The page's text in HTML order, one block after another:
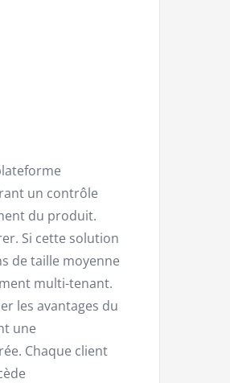
un contrôle
du produit.
Si cette solution
de taille moyenne
multi-tenant.
les avantages du
une
Chaque client